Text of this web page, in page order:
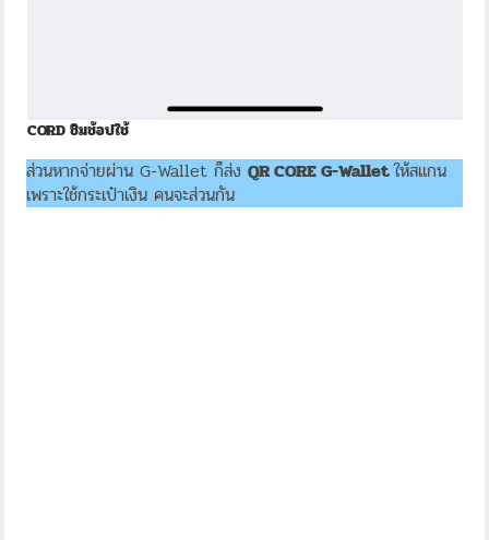
CORD ชิมช้อปใช้
ส่วนหากจ่ายผ่าน G-Wallet ก็ส่งQR CORE G-Walletให้สแกน
เพราะใช้กระเป๋าเงิน คนจะส่วนกัน